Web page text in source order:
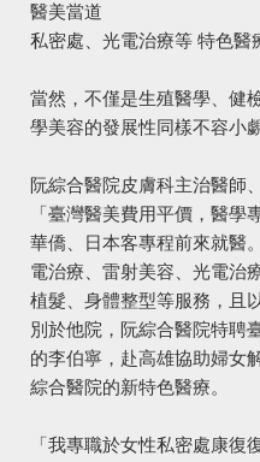
醫美當道
私密處、光電治療等 特色醫
當然，不僅是生殖醫學、健
學美容的發展性同樣不容小覷
阮綜合醫院皮膚科主治醫師
「臺灣醫美費用平價，醫學
華僑、日本客專程前來就醫
電治療、雷射美容、光電治
植髮、身體整型等服務，且
別於他院，阮綜合醫院特聘
的李伯寧，赴高雄協助婦女
綜合醫院的新特色醫療。
「我專職於女性私密處康復